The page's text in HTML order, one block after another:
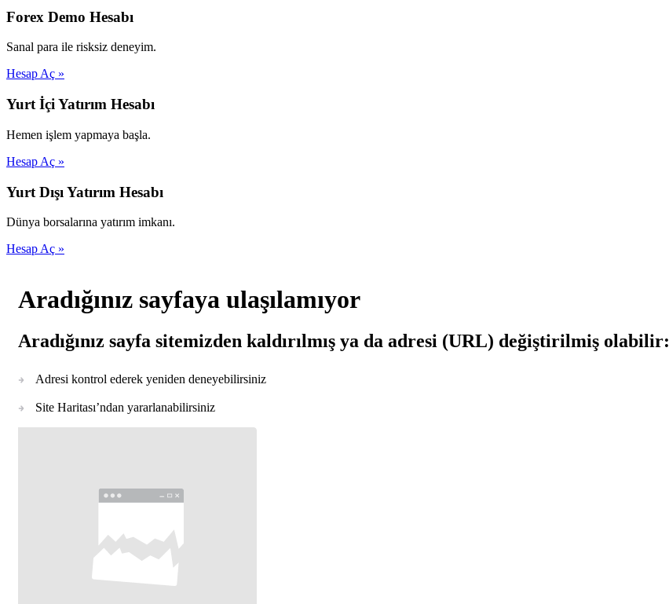
Forex Demo Hesabı
Sanal para ile risksiz deneyim.
Hesap Aç »
Yurt İçi Yatırım Hesabı
Hemen işlem yapmaya başla.
Hesap Aç »
Yurt Dışı Yatırım Hesabı
Dünya borsalarına yatırım imkanı.
Hesap Aç »
Aradığınız sayfaya ulaşılamıyor
Aradığınız sayfa sitemizden kaldırılmış ya da adresi (URL) değiştirilmiş olabilir:
Adresi kontrol ederek yeniden deneyebilirsiniz
Site Haritası’ndan yararlanabilirsiniz